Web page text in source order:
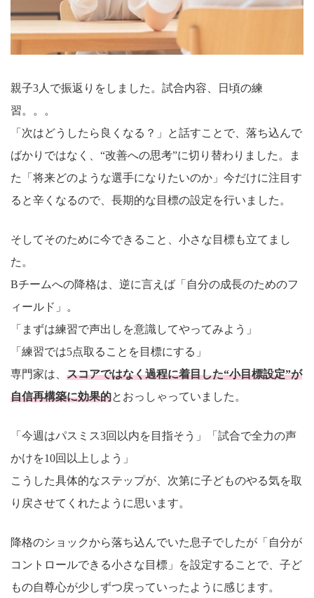
親子3人で振返りをしました。試合内容、日頃の練
習。。。
「次はどうしたら良くなる？」と話すことで、落ち込んで
ばかりではなく、“改善への思考”に切り替わりました。ま
た「将来どのような選手になりたいのか」今だけに注目す
ると辛くなるので、長期的な目標の設定を行いました。
そしてそのために今できること、小さな目標も立てまし
た。
Bチームへの降格は、逆に言えば「自分の成長のためのフ
ィールド」。
「まずは練習で声出しを意識してやってみよう」
「練習では5点取ることを目標にする」
専門家は、 スコアではなく過程に着目した“小目標設定”が
自信再構築に効果的とおっしゃっていました。
「今週はパスミス3回以内を目指そう」「試合で全力の声
かけを10回以上しよう」
こうした具体的なステップが、次第に子どものやる気を取
り戻させてくれたように思います。
降格のショックから落ち込んでいた息子でしたが「自分が
コントロールできる小さな目標」を設定することで、子ど
もの自尊心が少しずつ戻っていったように感じます。